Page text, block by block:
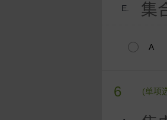
E. 集
A
6 (单项